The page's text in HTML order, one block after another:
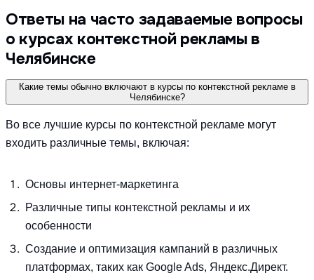
Ответы на часто задаваемые вопросы
о курсах контекстной рекламы в
Челябинске
Какие темы обычно включают в курсы по контекстной рекламе в
Челябинске?
Во все лучшие курсы по контекстной рекламе могут
входить различные темы, включая:
Основы интернет-маркетинга
Различные типы контекстной рекламы и их
особенности
Создание и оптимизация кампаний в различных
платформах, таких как Google Ads, Яндекс.Директ.